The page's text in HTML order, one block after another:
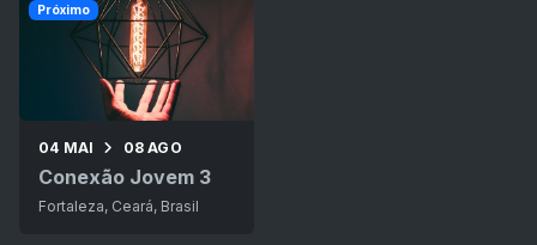
04 MAI 08 AGO
Conexão Jovem 3
Fortaleza, Ceará, Brasil
Próximo